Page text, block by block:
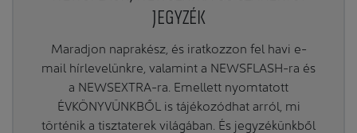
JEGYZÉK
Maradjon naprakész, és iratkozzon fel havi e-
mail hírlevelünkre, valamint a NEWSFLASH-ra és
a NEWSEXTRA-ra. Emellett nyomtatott
ÉVKÖNYVÜNKBŐL is tájékozódhat arról, mi
történik a tisztaterek világában. És jegyzékünkből